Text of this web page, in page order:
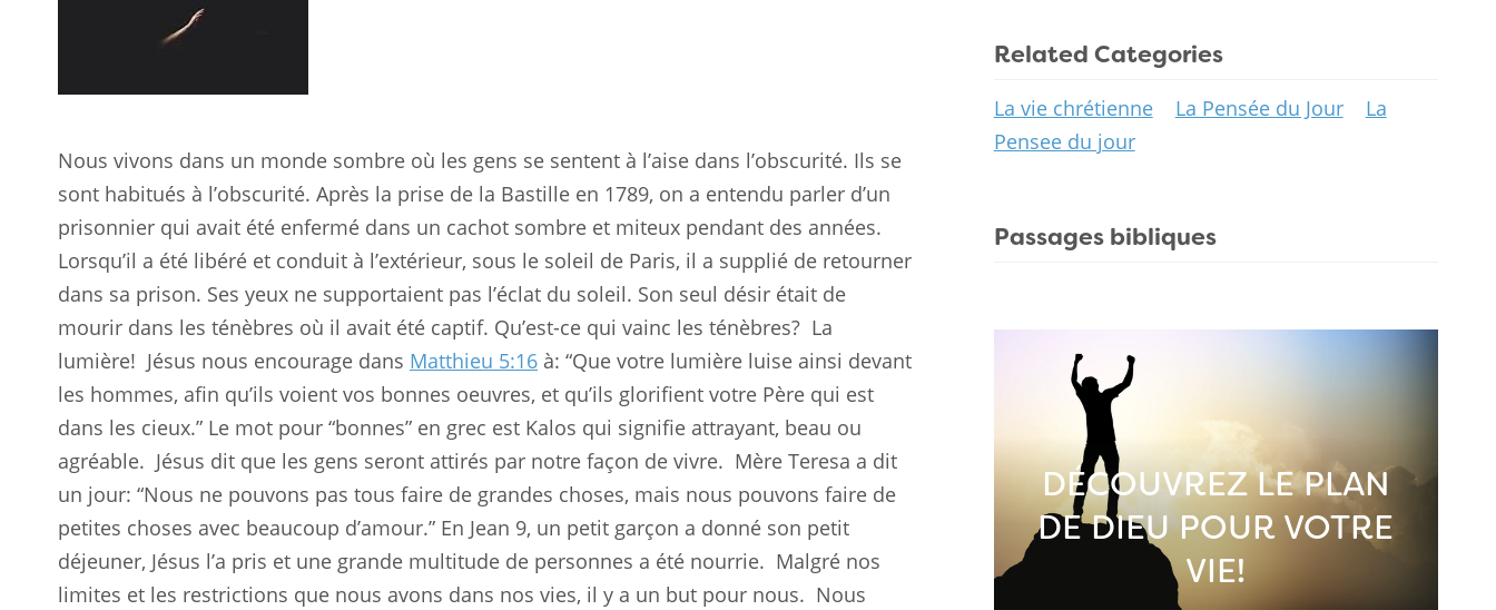
Nous vivons dans un monde sombre où les gens se sentent à l’aise dans l’obscurité. Ils se
sont habitués à l’obscurité. Après la prise de la Bastille en 1789, on a entendu parler d’un
prisonnier qui avait été enfermé dans un cachot sombre et miteux pendant des années.
Lorsqu’il a été libéré et conduit à l’extérieur, sous le soleil de Paris, il a supplié de retourner
dans sa prison. Ses yeux ne supportaient pas l’éclat du soleil. Son seul désir était de
mourir dans les ténèbres où il avait été captif. Qu’est-ce qui vainc les ténèbres? La
lumière! Jésus nous encourage dans Matthieu 5:16 à: “Que votre lumière luise ainsi devant
les hommes, afin qu’ils voient vos bonnes oeuvres, et qu’ils glorifient votre Père qui est
dans les cieux.” Le mot pour “bonnes” en grec est Kalos qui signifie attrayant, beau ou
agréable. Jésus dit que les gens seront attirés par notre façon de vivre. Mère Teresa a dit
un jour: “Nous ne pouvons pas tous faire de grandes choses, mais nous pouvons faire de
petites choses avec beaucoup d’amour.” En Jean 9, un petit garçon a donné son petit
déjeuner, Jésus l’a pris et une grande multitude de personnes a été nourrie. Malgré nos
limites et les restrictions que nous avons dans nos vies, il y a un but pour nous. Nous
Related Categories
La vie chrétienne La Pensée du Jour
La
Pensee du jour
Passages bibliques
DÉCOUVREZ LE PLAN
DE DIEU POUR VOTRE
VIE!